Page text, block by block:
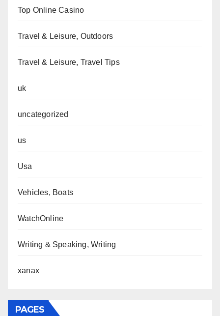
Top Online Casino
Travel & Leisure, Outdoors
Travel & Leisure, Travel Tips
uk
uncategorized
us
Usa
Vehicles, Boats
WatchOnline
Writing & Speaking, Writing
xanax
PAGES